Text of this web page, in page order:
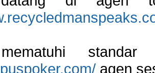
agen